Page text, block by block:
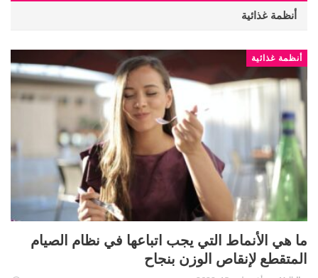
أنظمة غذائية
أنظمة غذائية
ما هي الأنماط التي يجب اتباعها في نظام الصيام
المتقطع لإنقاص الوزن بنجاح